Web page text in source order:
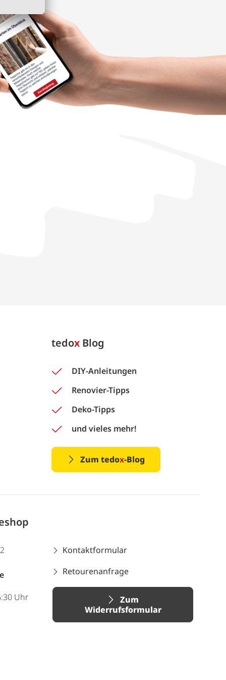
tedox Blog
DIY-Anleitungen
Renovier-Tipps
Deko-Tipps
und vieles mehr!
Zum tedox-Blog
Uhr
Kontaktformular
Retourenanfrage
Zum
Widerrufsformular